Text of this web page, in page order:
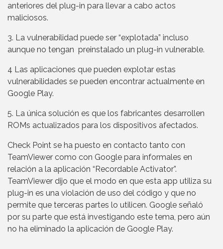
anteriores del plug-in para llevar a cabo actos
maliciosos.
3. La vulnerabilidad puede ser “explotada” incluso
aunque no tengan preinstalado un plug-in vulnerable.
4 Las aplicaciones que pueden explotar estas
vulnerabilidades se pueden encontrar actualmente en
Google Play.
5. La única solución es que los fabricantes desarrollen
ROMs actualizados para los dispositivos afectados.
Check Point se ha puesto en contacto tanto con
TeamViewer como con Google para informales en
relación a la aplicación “Recordable Activator”.
TeamViewer dijo que el modo en que esta app utiliza su
plug-in es una violación de uso del código y que no
permite que terceras partes lo utilicen. Google señaló
por su parte que está investigando este tema, pero aún
no ha eliminado la aplicación de Google Play.